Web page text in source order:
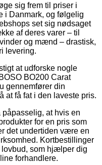
sig frem til priser i
i Danmark, og følgelig
set sig nødsaget
af deres varer – til
og mænd – drastisk,
levering.
at udforske nogle
BO200 Carat
gennemfører din
at få fat i den laveste pris.
at hvis en
for en pris som
det undertiden være en
Kortbestillinger
som hjælper dig
forhandlere.